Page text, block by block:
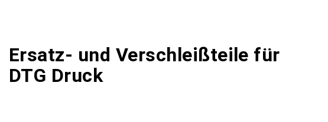
Ersatz- und Verschleißteile für
DTG Druck